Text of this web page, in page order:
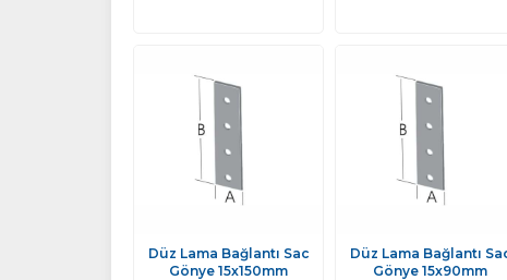
Düz Lama Bağlantı Sac
Gönye 15x150mm
Düz Lama Bağlantı
Gönye 15x90mm